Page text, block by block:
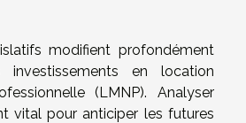
modifient profondément
en location
(LMNP). Analyser
vital pour anticiper les futures